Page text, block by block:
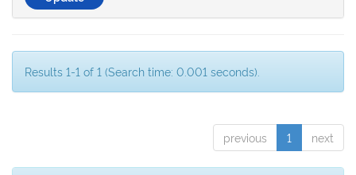
Results 1-1 of 1 (Search time: 0.001 seconds).
previous 1 next